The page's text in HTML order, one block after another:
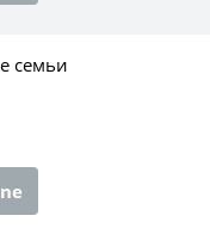
семьи